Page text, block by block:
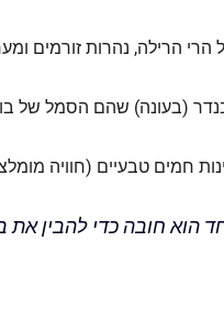
הרילה, נהרות זורמים
(בעונה) שהם הסמל של
חמים טבעיים (חוויה
הוא חובה כדי להבין את